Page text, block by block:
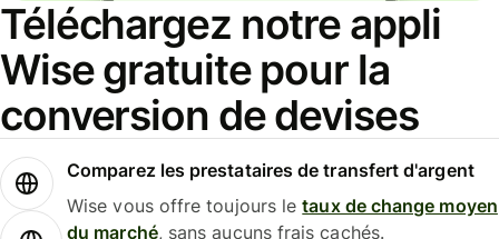
Téléchargez notre appli
Wise gratuite pour la
conversion de devises
Comparez les prestataires de transfert d'argent
Wise vous offre toujours letaux de change moyen
du marché, sans aucuns frais cachés.